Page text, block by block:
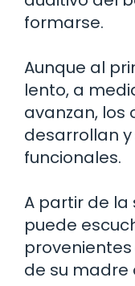
formarse.
Aunque al
lento, a
avanzan, los
desarrollan
funcionales.
A partir de la
puede
de su madre